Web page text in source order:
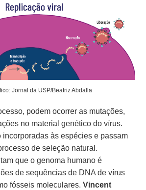
Jornal da USP/Beatriz Abdalla
podem ocorrer as mutações,
no material genético do vírus.
incorporadas às espécies e passam
de seleção natural.
que o genoma humano é
de sequências de DNA de vírus
fósseis moleculares.Vincent